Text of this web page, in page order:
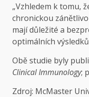
„Vzhledem k tomu,
chronickou
mají důležité a
optimálních výsledků
Obě studie byly
Clinical Immunology;
Zdroj: McMaster